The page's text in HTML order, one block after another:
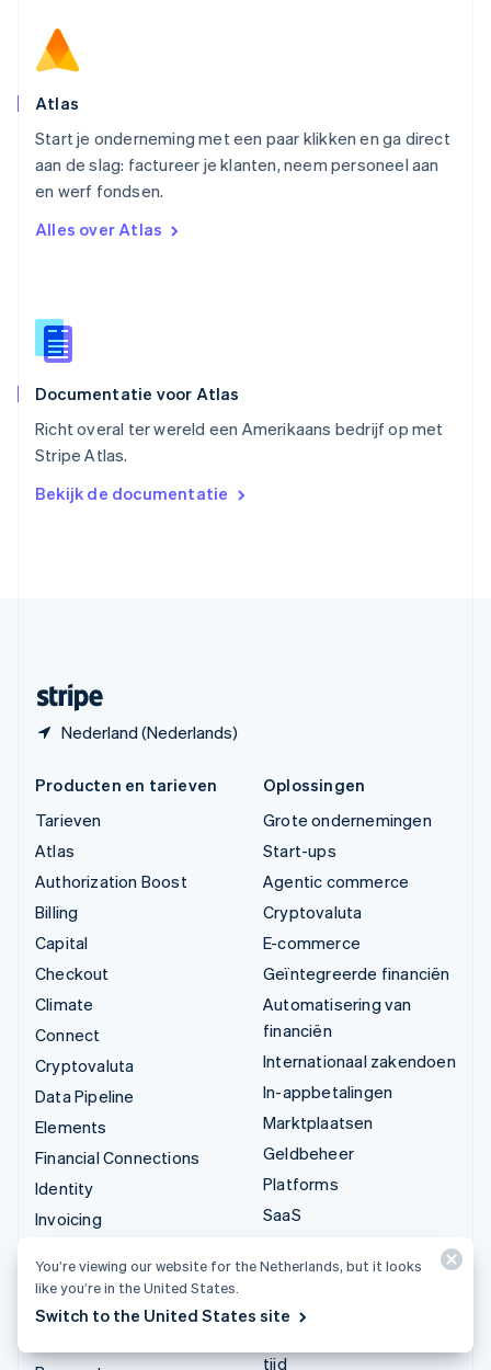
Atlas
Start je onderneming met een paar klikken en ga direct
aan de slag: factureer je klanten, neem personeel aan
en werf fondsen.
Alles over Atlas
Documentatie voor Atlas
Richt overal ter wereld een Amerikaans bedrijf op met
Stripe Atlas.
Bekijk de documentatie
Nederland (Nederlands)
English
Portugal
Português
English
Singapore
English简体中文
EnglishItaliano
Español
Thailand
Tsjechië
Vasteland van China
简体中文English
English
Producten en tarieven
Tarieven
Atlas
Authorization Boost
Billing
Capital
Checkout
Climate
Connect
Cryptovaluta
Data Pipeline
Elements
Financial Connections
Identity
Invoicing
Link
Managed Payments
Oplossingen
Grote ondernemingen
Start-ups
Agentic commerce
Cryptovaluta
E-commerce
Geïntegreerde financiën
Automatisering van
financiën
Internationaal zakendoen
In-appbetalingen
Marktplaatsen
Geldbeheer
Platforms
SaaS
Creator economy
Gaming
tijd
You’re viewing our website for the Netherlands, but it looks
like you’re in the United States.
Switch to the United States site